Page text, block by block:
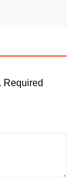
Required